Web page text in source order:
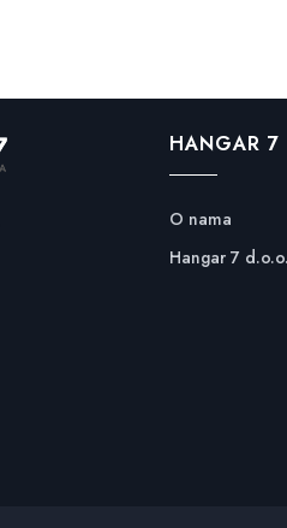
HANGAR 7
O nama
Hangar 7 d.o.o.